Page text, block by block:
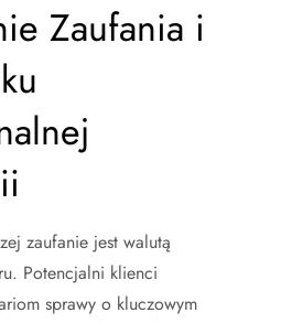
Zaufania i
zaufanie jest walutą
Potencjalni klienci
sprawy o kluczowym